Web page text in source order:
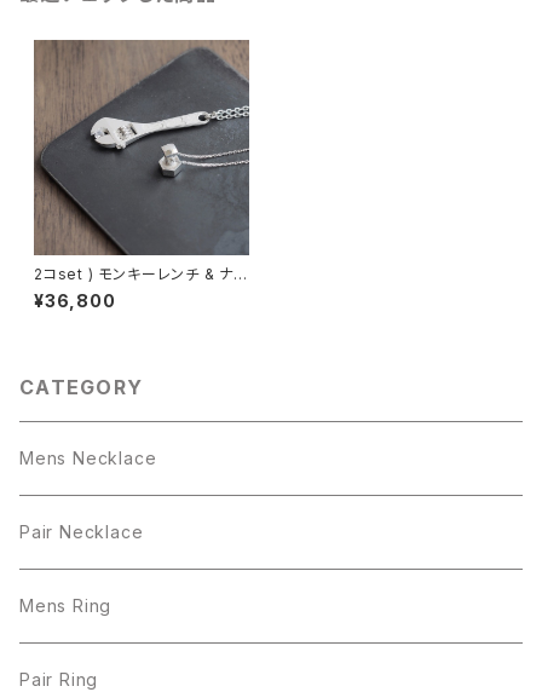
2コset ) モンキーレンチ & ナッ
ト ペア ネックレス シルバー925
¥36,800
CATEGORY
Mens Necklace
Pair Necklace
Mens Ring
Pair Ring